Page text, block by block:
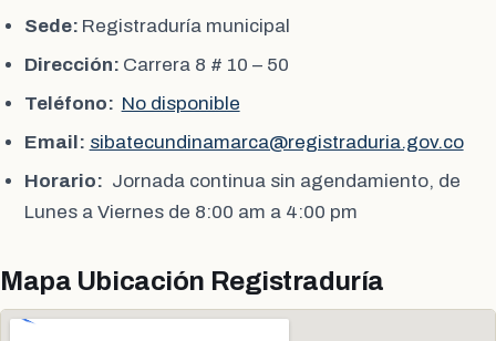
Sede: Registraduría municipal
Dirección: Carrera 8 # 10 – 50
Teléfono: No disponible
Email: sibatecundinamarca@registraduria.gov.co
Horario: Jornada continua sin agendamiento, de
Lunes a Viernes de 8:00 am a 4:00 pm
Mapa Ubicación Registraduría